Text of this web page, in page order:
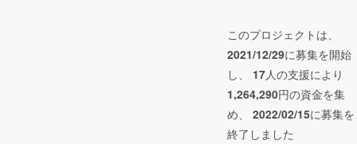
このプロジェクトは、
2021/12/29に募集を開始
し、 17人の支援により
1,264,290円の資金を集
め、 2022/02/15に募集を
終了しました